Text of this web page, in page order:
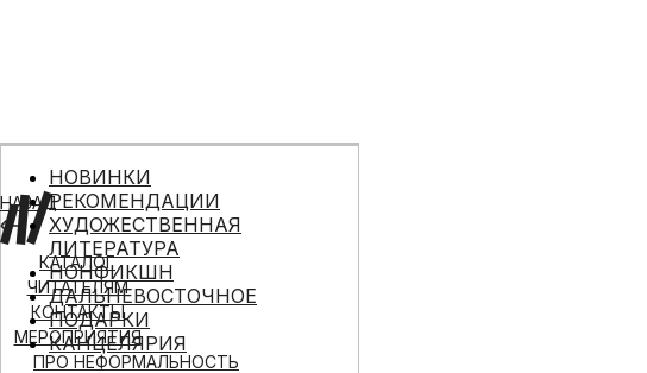
КАТАЛОГ
ЧИТАТЕЛЯМ
КОНТАКТЫ
МЕРОПРИЯТИЯ
ПРО НЕФОРМАЛЬНОСТЬ
НАЗАД
НОВИНКИ
РЕКОМЕНДАЦИИ
ХУДОЖЕСТВЕННАЯ
ЛИТЕРАТУРА
НОНФИКШН
ДАЛЬНЕВОСТОЧНОЕ
ПОДАРКИ
КАНЦЕЛЯРИЯ